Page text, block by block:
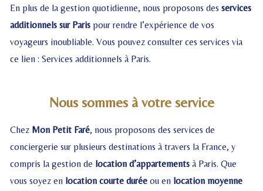
En plus de la gestion quotidienne, nous proposons desservices
additionnels sur Paris pour rendre l’expérience de vos
voyageurs inoubliable. Vous pouvez consulter ces services via
ce lien :Services additionnels à Paris.
Nous sommes à votre service
Chez Mon Petit Faré, nous proposons des services de
conciergerie sur plusieurs destinations à travers la France, y
compris la gestion de location d’appartements à Paris. Que
vous soyez en location courte durée ou en location moyenne